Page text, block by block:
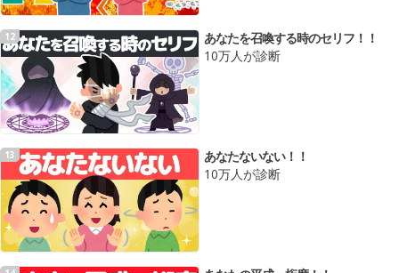
12
あなたを召喚する時のセリフ！！
10万人が診断
13
あなたないない！！
10万人が診断